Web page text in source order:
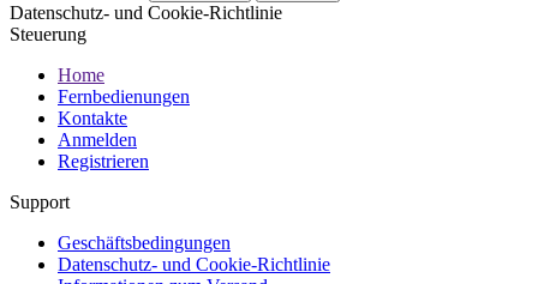
Datenschutz- und Cookie-Richtlinie
Steuerung
Home
Fernbedienungen
Kontakte
Anmelden
Registrieren
Support
Geschäftsbedingungen
Datenschutz- und Cookie-Richtlinie